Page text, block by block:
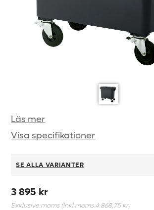
Läs mer
Visa specifikationer
SE ALLA VARIANTER
3 895 kr
Exklusive moms (Inkl moms4 868,75 kr)